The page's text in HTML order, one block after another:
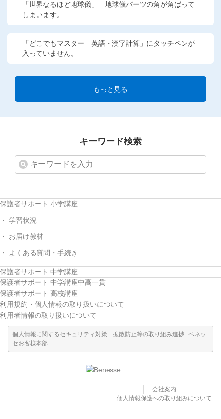
「世界なるほど地球儀」 地球儀パーツの角が角ばって
しまいます。
「どこでもマスター 英語・漢字計算」にタッチペンが
入っていません。
もっと見る
キーワード検索
保護者サポート 小学講座
学習状況
お届け教材
よくある質問・手続き
保護者サポート 中学講座
保護者サポート 中学講座中高一貫
保護者サポート 高校講座
利用規約・個人情報の取り扱いについて
利用者情報の取り扱いについて
個人情報に関するセキュリティ対策・拡散防止等の取り組み進捗 : ベネッ
セお客様本部
会社案内
個人情報保護への取り組みについて